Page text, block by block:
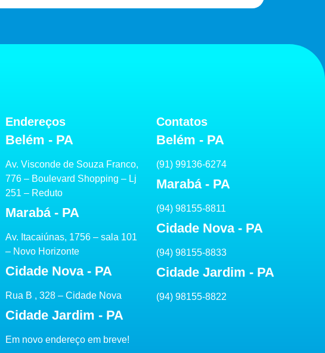
Endereços
Belém - PA
Av. Visconde de Souza Franco,
776 – Boulevard Shopping – Lj
251 – Reduto
Marabá - PA
Av. Itacaiúnas, 1756 – sala 101
– Novo Horizonte
Cidade Nova - PA
Rua B , 328 – Cidade Nova
Cidade Jardim - PA
Em novo endereço em breve!
Contatos
Belém - PA
(91) 99136-6274
Marabá - PA
(94) 98155-8811
Cidade Nova - PA
(94) 98155-8833
Cidade Jardim - PA
(94) 98155-8822